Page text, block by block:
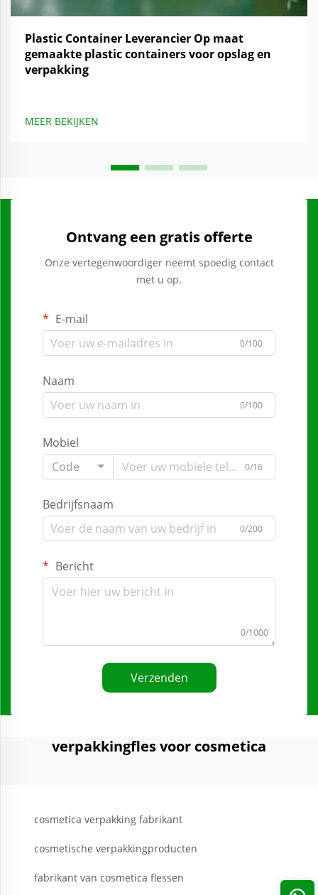
Plastic Container Leverancier Op maat
gemaakte plastic containers voor opslag en
verpakking
MEER BEKIJKEN
Ontvang een gratis offerte
Onze vertegenwoordiger neemt spoedig contact
met u op.
E-mail
0/100
Naam
0/100
Mobiel
Code
0/16
Bedrijfsnaam
0/200
Bericht
0/1000
Verzenden
verpakkingfles voor cosmetica
cosmetica verpakking fabrikant
cosmetische verpakkingproducten
fabrikant van cosmetica flessen